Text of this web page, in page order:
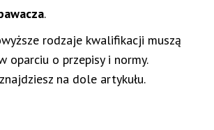
.
rodzaje kwalifikacji muszą
oparciu o przepisy i normy.
na dole artykułu.